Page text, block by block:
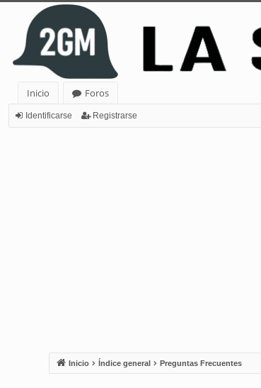
Inicio
Foros
Identificarse Registrarse
Inicio Índice general Preguntas Frecuentes